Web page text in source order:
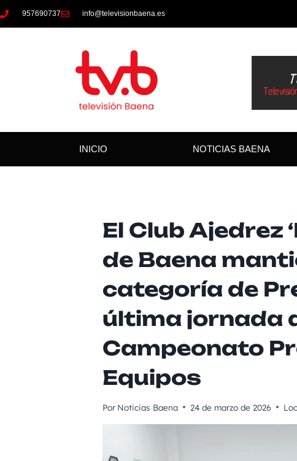
957690737 info@televisionbaena.es
INICIO NOTICIAS BAENA
El Club Ajedrez
de Baena
categoría de
última jornada
Campeonato
Equipos
Por Noticias Baena 24 de marzo de 2026